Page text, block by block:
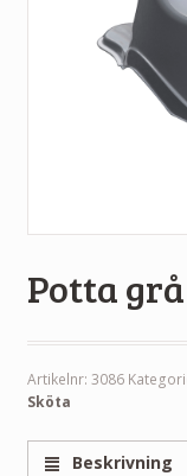
Potta
Artikelnr: 3086
Sköta
Beskrivning